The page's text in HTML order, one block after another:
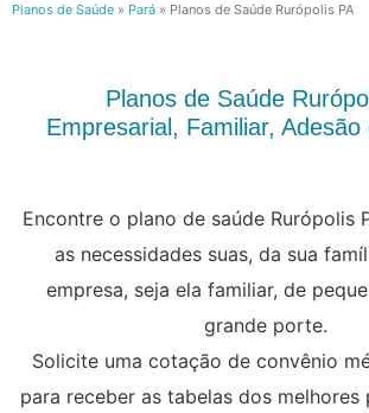
Planos de Saúde » Pará » Planos de Saúde Rurópolis PA
Planos de Saúde
Empresarial, Familiar, Adesão
Encontre o plano de saúde Rurópolis
as necessidades suas, da sua
empresa, seja ela familiar, de
grande porte.
Solicite uma cotação de convênio
para receber as tabelas dos melhores